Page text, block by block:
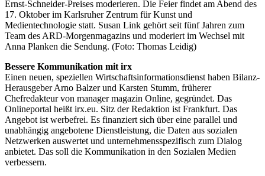
Ernst-Schneider-Preises moderieren. Die Feier findet am Abend des
17. Oktober im Karlsruher Zentrum für Kunst und
Medientechnologie statt. Susan Link gehört seit fünf Jahren zum
Team des ARD-Morgenmagazins und moderiert im Wechsel mit
Anna Planken die Sendung. (Foto: Thomas Leidig)
Bessere Kommunikation mit irx
Einen neuen, speziellen Wirtschaftsinformationsdienst haben Bilanz-
Herausgeber Arno Balzer und Karsten Stumm, früherer
Chefredakteur von manager magazin Online, gegründet. Das
Onlineportal heißt irx.eu. Sitz der Redaktion ist Frankfurt. Das
Angebot ist werbefrei. Es finanziert sich über eine parallel und
unabhängig angebotene Dienstleistung, die Daten aus sozialen
Netzwerken auswertet und unternehmensspezifisch zum Dialog
anbietet. Das soll die Kommunikation in den Sozialen Medien
verbessern.